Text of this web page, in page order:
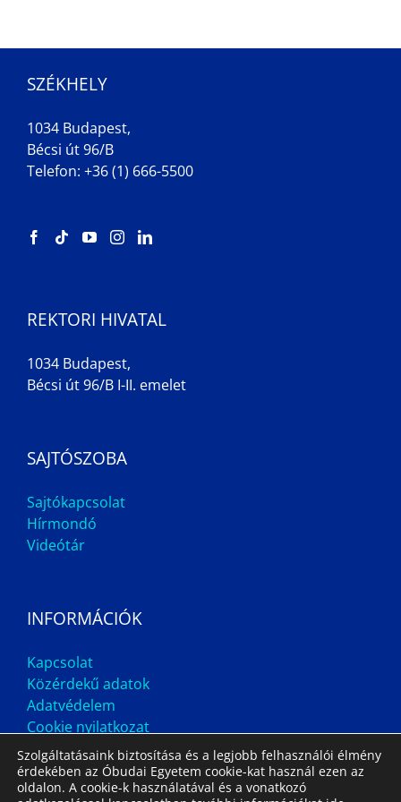
SZÉKHELY
1034 Budapest,
Bécsi út 96/B
Telefon: +36 (1) 666-5500
REKTORI HIVATAL
1034 Budapest,
Bécsi út 96/B I-II. emelet
SAJTÓSZOBA
Sajtókapcsolat
Hírmondó
Videótár
INFORMÁCIÓK
Kapcsolat
Közérdekű adatok
Adatvédelem
Cookie nyilatkozat
Szolgáltatásaink biztosítása és a legjobb felhasználói élmény
érdekében az Óbudai Egyetem cookie-kat használ ezen az
oldalon. A cookie-k használatával és a vonatkozó